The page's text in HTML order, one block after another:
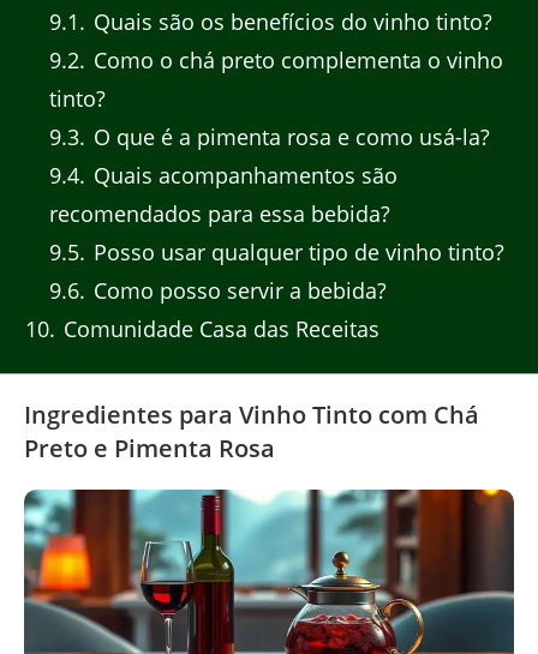
9.1
Quais são os benefícios do vinho tinto?
9.2 Como o chá preto complementa o vinho
tinto?
9.3 O que é a pimenta rosa e como usá-la?
9.4 Quais acompanhamentos são
recomendados para essa bebida?
9.5 Posso usar qualquer tipo de vinho tinto?
9.6 Como posso servir a bebida?
10 Comunidade Casa das Receitas
Ingredientes para Vinho Tinto com Chá
Preto e Pimenta Rosa